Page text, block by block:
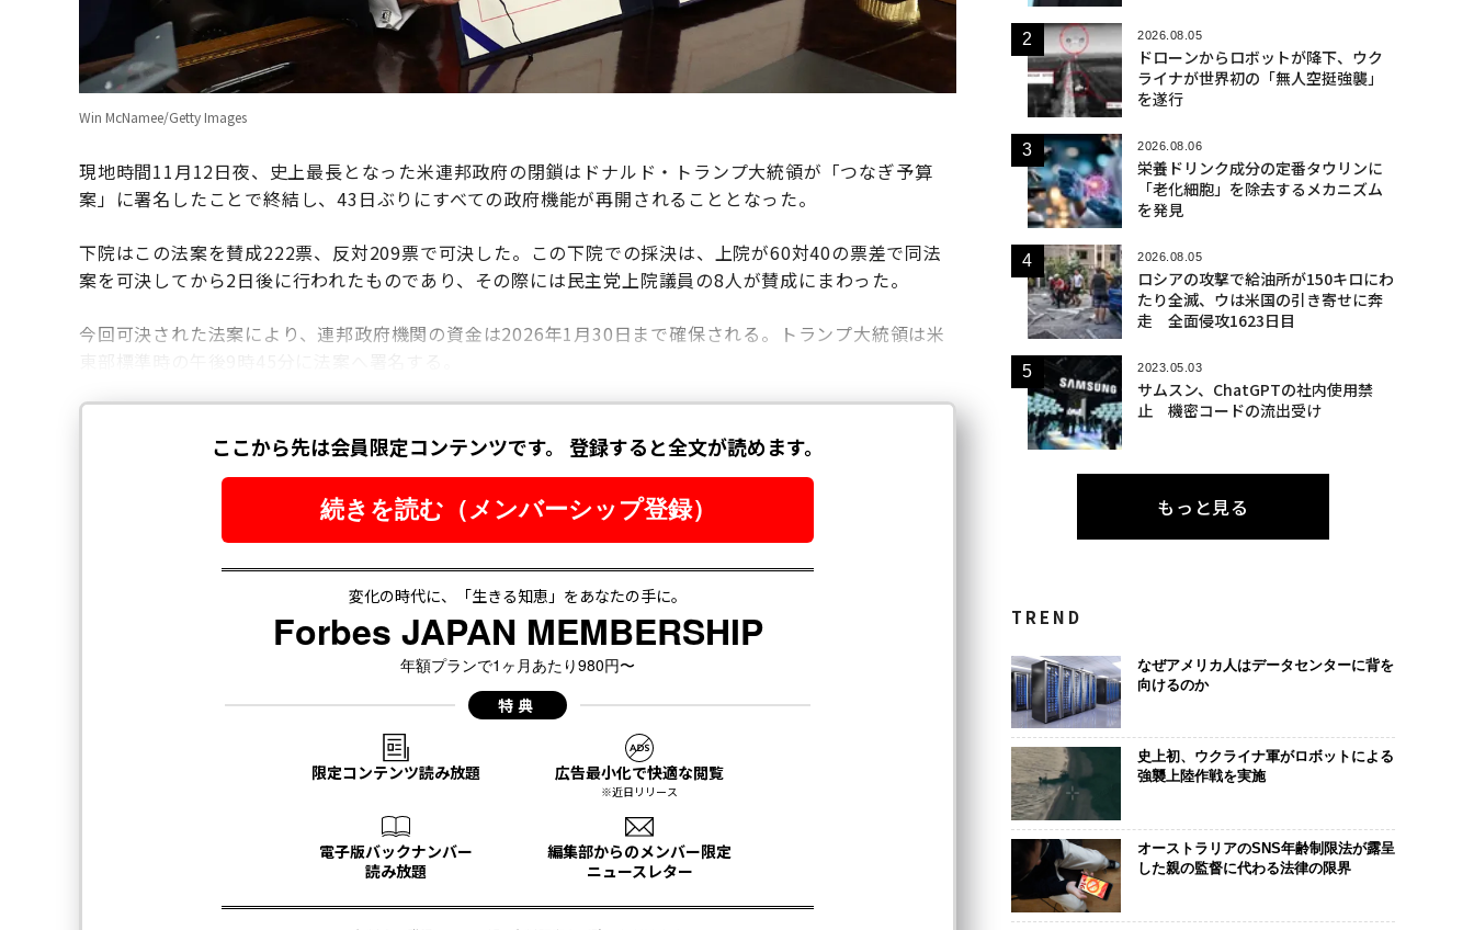
Win McNamee/Getty Images
現地時間11月12日夜、史上最長となった米連邦政府の閉鎖はドナルド・トランプ大統領が「つなぎ予算
案」に署名したことで終結し、43日ぶりにすべての政府機能が再開されることとなった。
下院はこの法案を賛成222票、反対209票で可決した。この下院での採決は、上院が60対40の票差で同法
案を可決してから2日後に行われたものであり、その際には民主党上院議員の8人が賛成にまわった。
今回可決された法案により、連邦政府機関の資金は2026年1月30日まで確保される。トランプ大統領は米
2026.08.05
ドローンからロボットが降下、ウク
ライナが世界初の「無人空挺強襲」
を遂行
2026.08.06
栄養ドリンク成分の定番タウリンに
「老化細胞」を除去するメカニズム
を発見
2026.08.05
ロシアの攻撃で給油所が150キロにわ
たり全滅、ウは米国の引き寄せに奔
走 全面侵攻1623日目
2023.05.03
サムスン、ChatGPTの社内使用禁
止 機密コードの流出受け
もっと見る
TREND
なぜアメリカ人はデータセンターに背を
向けるのか
史上初、ウクライナ軍がロボットによる
強襲上陸作戦を実施
オーストラリアのSNS年齢制限法が露呈
した親の監督に代わる法律の限界